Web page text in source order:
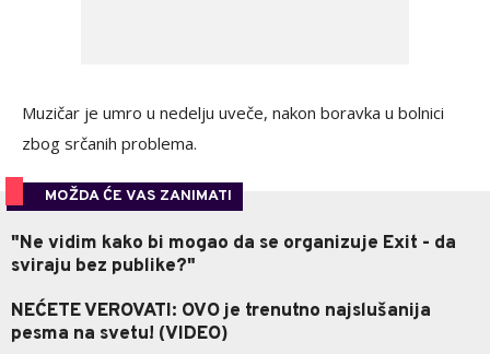
Muzičar je umro u nedelju uveče, nakon boravka u bolnici
zbog srčanih problema.
MOŽDA ĆE VAS ZANIMATI
"Ne vidim kako bi mogao da se organizuje Exit - da
sviraju bez publike?"
NEĆETE VEROVATI: OVO je trenutno najslušanija
pesma na svetu! (VIDEO)